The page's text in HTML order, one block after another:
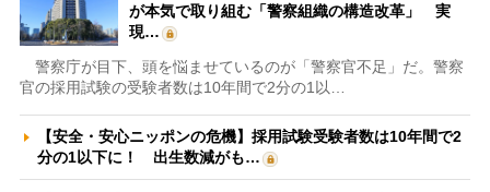
が本気で取り組む「警察組織の構造改革」 実
現…
警察庁が目下、頭を悩ませているのが「警察官不足」だ。警察
官の採用試験の受験者数は10年間で2分の1以…
【安全・安心ニッポンの危機】採用試験受験者数は10年間で2
分の1以下に！ 出生数減がも…